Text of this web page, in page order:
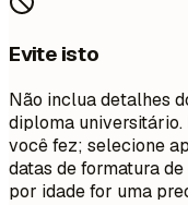
Evite isto
Não inclua detalhes
diploma
você fez; selecione
datas de formatura
por idade for uma